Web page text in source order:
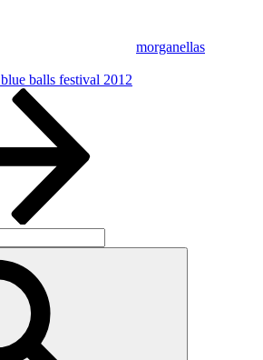
morganellas
blue balls festival 2012